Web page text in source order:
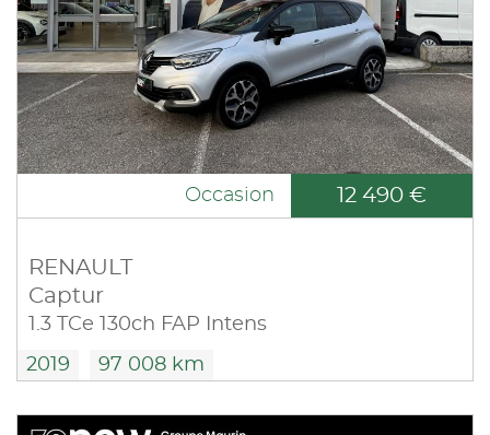
Occasion 12 490 €
RENAULT
Captur
1.3 TCe 130ch FAP Intens
2019 97 008 km